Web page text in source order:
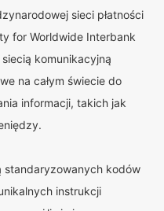
sieci płatności
for Worldwide Interbank
komunikacyjną
na całym świecie do
informacji, takich jak
standaryzowanych kodów
instrukcji